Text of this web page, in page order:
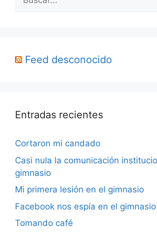
Feed desconocido
Entradas recientes
Cortaron mi candado
Casi nula la comunicación
gimnasio
Mi primera lesión en el gimnasio
Facebook nos espía en el gimnasio
Tomando café